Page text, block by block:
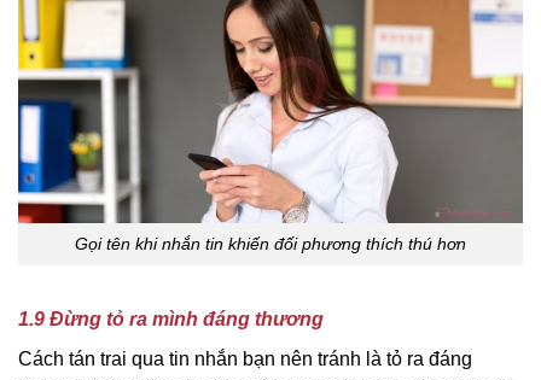
Gọi tên khi nhắn tin khiến đối phương thích thú hơn
1.9 Đừng tỏ ra mình đáng thương
Cách tán trai qua tin nhắn bạn nên tránh là tỏ ra đáng